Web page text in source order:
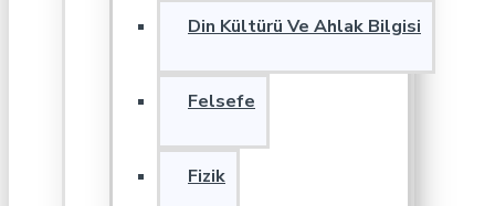
Din Kültürü Ve Ahlak Bilgisi
Felsefe
Fizik